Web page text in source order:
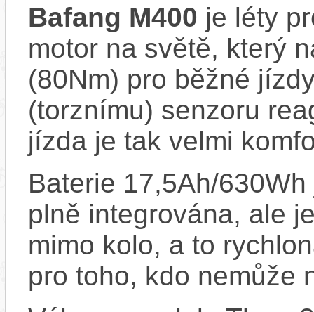
Bafang M400 je léty
motor na světě, který
(80Nm) pro běžné
(torznímu) senzoru
jízda je tak velmi
Baterie 17,5Ah/
plně integrována, ale
mimo kolo, a to
pro toho, kdo nemůže